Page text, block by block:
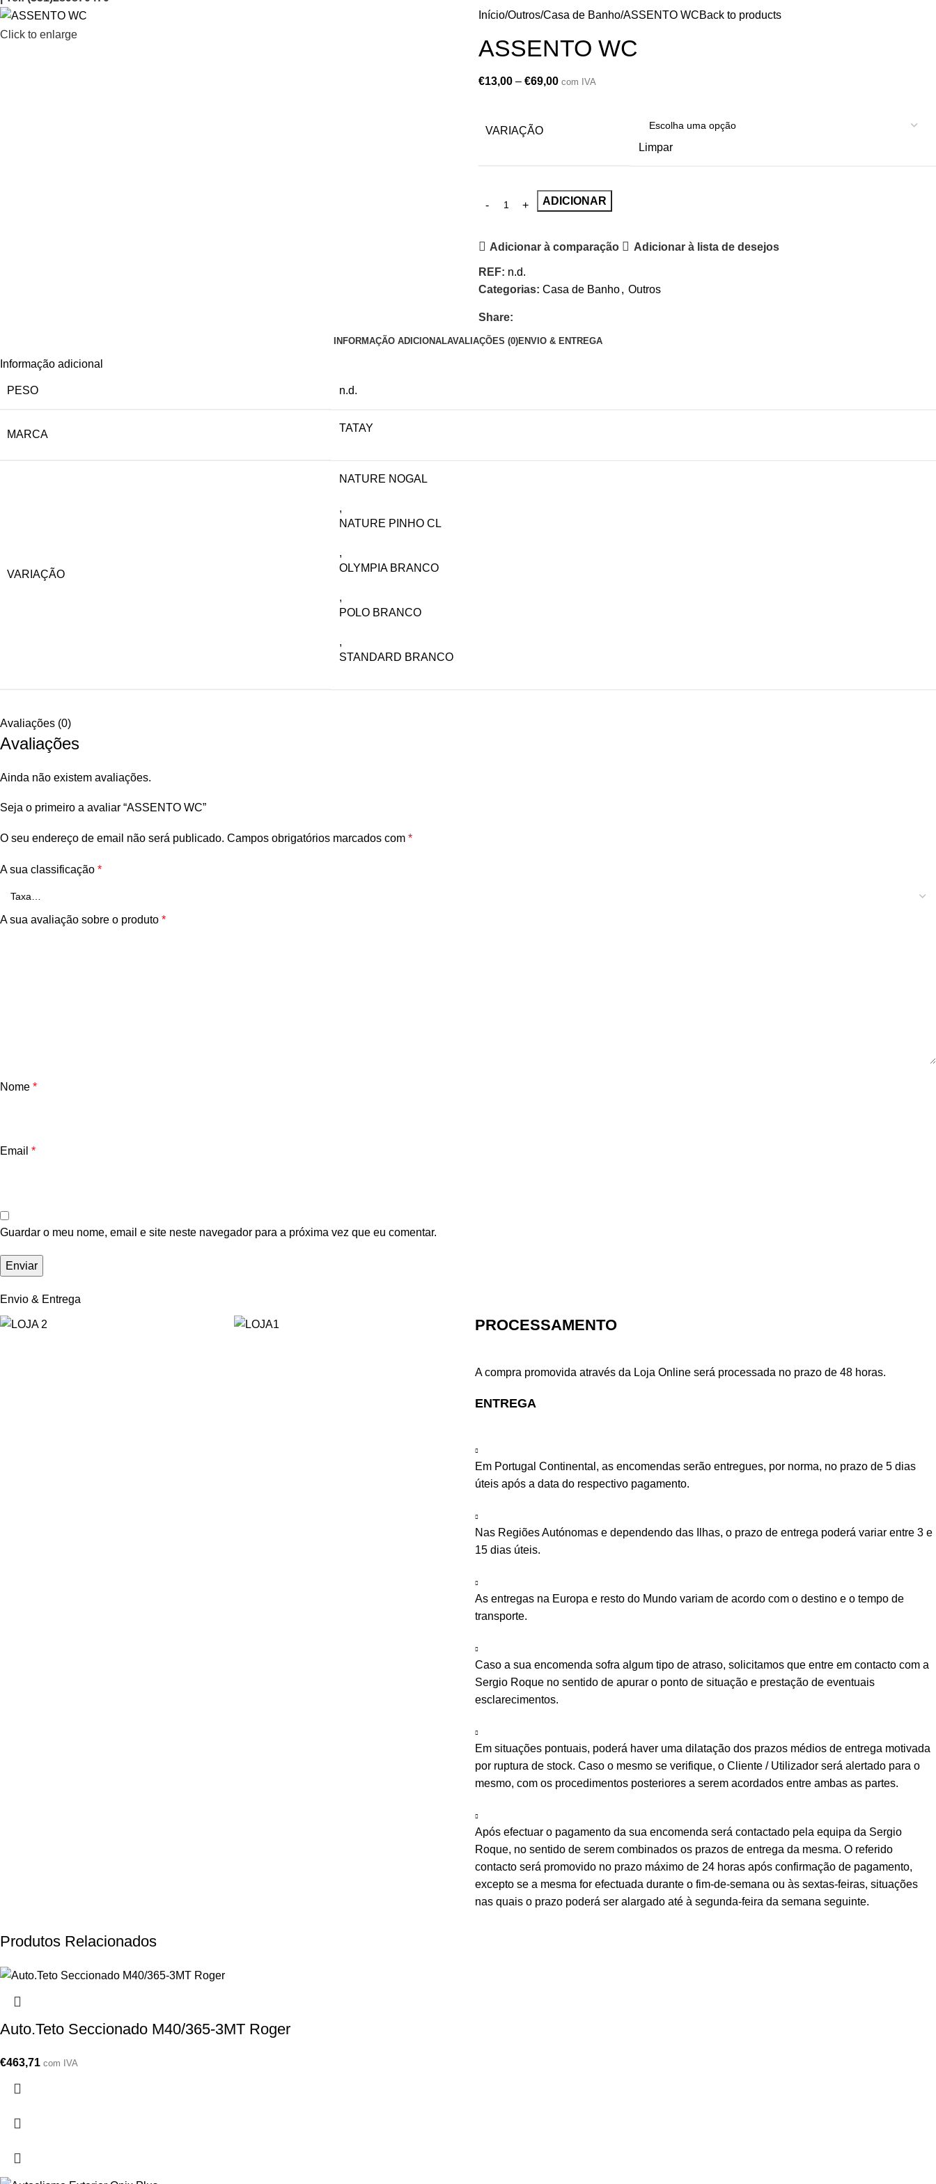
Click to enlarge
Início Outros Casa de Banho ASSENTO WCBack to products
ASSENTO WC
€13,00 – €69,00 com IVA
VARIAÇÃO
Limpar
ADICIONAR
Adicionar à comparação Adicionar à lista de desejos
REF: n.d.
Categorias: Casa de Banho, Outros
Share:
INFORMAÇÃO ADICIONALAVALIAÇÕES (0)ENVIO & ENTREGA
Informação adicional
PESO n.d.
MARCA
TATAY
VARIAÇÃO
NATURE NOGAL
,
NATURE PINHO CL
,
OLYMPIA BRANCO
,
POLO BRANCO
,
STANDARD BRANCO
Avaliações (0)
Avaliações
Ainda não existem avaliações.
Seja o primeiro a avaliar “ASSENTO WC”
O seu endereço de email não será publicado. Campos obrigatórios marcados com *
A sua classificação *
A sua avaliação sobre o produto *
Nome *
Email *
Guardar o meu nome, email e site neste navegador para a próxima vez que eu comentar.
Envio & Entrega
PROCESSAMENTO
A compra promovida através da Loja Online será processada no prazo de 48 horas.
ENTREGA
Em Portugal Continental, as encomendas serão entregues, por norma, no prazo de 5 dias
úteis após a data do respectivo pagamento.
Nas Regiões Autónomas e dependendo das Ilhas, o prazo de entrega poderá variar entre 3 e
15 dias úteis.
As entregas na Europa e resto do Mundo variam de acordo com o destino e o tempo de
transporte.
Caso a sua encomenda sofra algum tipo de atraso, solicitamos que entre em contacto com a
Sergio Roque no sentido de apurar o ponto de situação e prestação de eventuais
esclarecimentos.
Em situações pontuais, poderá haver uma dilatação dos prazos médios de entrega motivada
por ruptura de stock. Caso o mesmo se verifique, o Cliente / Utilizador será alertado para o
mesmo, com os procedimentos posteriores a serem acordados entre ambas as partes.
Após efectuar o pagamento da sua encomenda será contactado pela equipa da Sergio
Roque, no sentido de serem combinados os prazos de entrega da mesma. O referido
contacto será promovido no prazo máximo de 24 horas após confirmação de pagamento,
excepto se a mesma for efectuada durante o fim-de-semana ou às sextas-feiras, situações
nas quais o prazo poderá ser alargado até à segunda-feira da semana seguinte.
Produtos Relacionados
Auto.Teto Seccionado M40/365-3MT Roger
€463,71 com IVA